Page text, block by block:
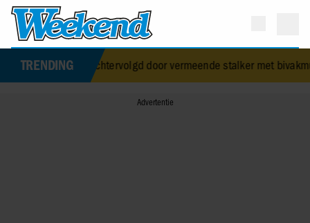
TRENDINGdoor vermeende stalker met bivakmuts•Oud-Idols